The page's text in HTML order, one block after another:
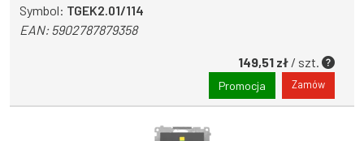
Symbol: TGEK2.01/114
EAN:5902787879358
149,51 zł / szt.
Promocja Zamów